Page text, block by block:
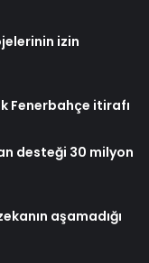
izin
Fenerbahçe itirafı
desteği 30 milyon
aşamadığı